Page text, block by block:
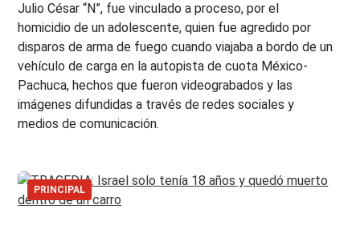
Julio César “N”, fue vinculado a proceso, por el
homicidio de un adolescente, quien fue agredido por
disparos de arma de fuego cuando viajaba a bordo de un
vehículo de carga en la autopista de cuota México-
Pachuca, hechos que fueron videograbados y las
imágenes difundidas a través de redes sociales y
medios de comunicación.
PRINCIPAL